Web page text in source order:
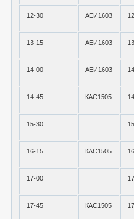
12-30 АЕИ1603
13-15 АЕИ1603
14-00 АЕИ1603
14-45 КАС1505
15-30
16-15 КАС1505
17-00
17-45 КАС1505